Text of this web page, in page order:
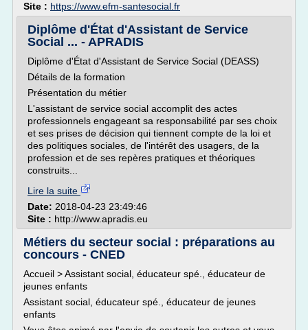
Site : https://www.efm-santesocial.fr
Diplôme d'État d'Assistant de Service
Social ... - APRADIS
Diplôme d'État d'Assistant de Service Social (DEASS)
Détails de la formation
Présentation du métier
L'assistant de service social accomplit des actes
professionnels engageant sa responsabilité par ses choix
et ses prises de décision qui tiennent compte de la loi et
des politiques sociales, de l'intérêt des usagers, de la
profession et de ses repères pratiques et théoriques
construits...
Lire la suite
Date: 2018-04-23 23:49:46
Site : http://www.apradis.eu
Métiers du secteur social : préparations au
concours - CNED
Accueil > Assistant social, éducateur spé., éducateur de
jeunes enfants
Assistant social, éducateur spé., éducateur de jeunes
enfants